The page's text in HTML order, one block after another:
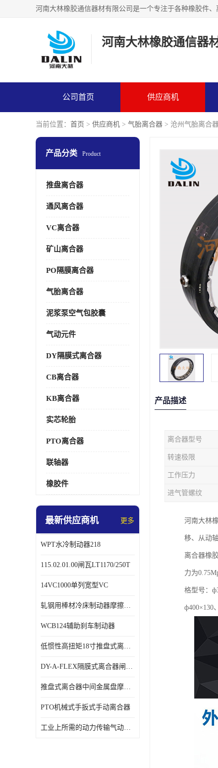
河南大林橡胶通信器
公司首页 供应商机
当前位置： 首页 > 供应商机 > 气胎离合器 > 沧州气胎离合
产品分类 Product
推盘离合器
通风离合器
VC离合器
矿山离合器
PO隔膜离合器
气胎离合器
泥浆泵空气包胶囊
气动元件
DY隔膜式离合器
CB离合器
KB离合器
实芯轮胎
PTO离合器
联轴器
橡胶件
最新供应商机 更多
WPT水冷制动器218
115.02.01.00闸瓦LT1170/250T
14VC1000单列宽型VC
轧钢用棒材冷床制动器摩擦片218
WCB124辅助刹车制动器
低惯性高扭矩18寸推盘式离合器中心盘齿盘W18-11-101
DY-A-FLEX隔膜式离合器闸瓦总成7015125A
推盘式离合器中间金属盘摩擦盘18寸
PTO机械式手扳式手动离合器
工业上所需的动力传输气动离合器WCB424
产品描述
离合器型号
转速极限
工作压力
进气管螺纹
河南大林
移、从动
离合器橡
力为
格型号：
ф400×130